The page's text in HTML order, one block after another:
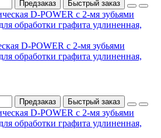
Предзаказ Быстрый заказ
D-POWER с 2-мя зубьями
обработки графита удлиненная,
Предзаказ Быстрый заказ